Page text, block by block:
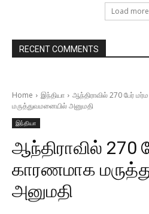
Load more
RECENT COMMENTS